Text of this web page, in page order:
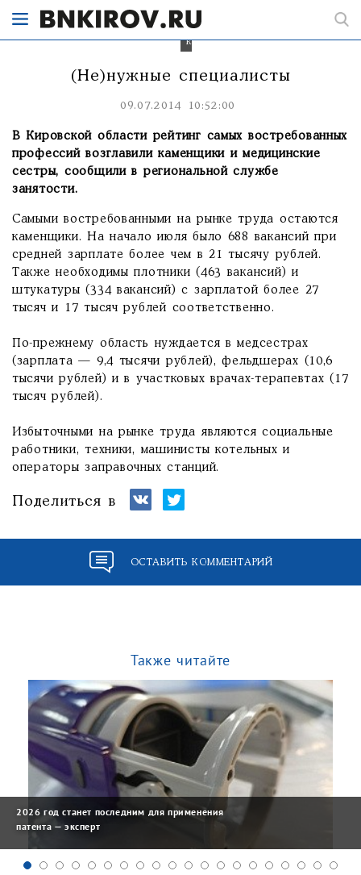
остаются
каменщики.
(Не)нужные специалисты
09.07.2014 10:52:00
В Кировской области рейтинг самых востребованных
профессий возглавили каменщики и медицинские
сестры, сообщили в региональной службе
занятости.
Самыми востребованными на рынке труда остаются
каменщики. На начало июля было 688 вакансий при
средней зарплате более чем в 21 тысячу рублей.
Также необходимы плотники (463 вакансий) и
штукатуры (334 вакансий) с зарплатой более 27
тысяч и 17 тысяч рублей соответственно.
По-прежнему область нуждается в медсестрах
(зарплата — 9,4 тысячи рублей), фельдшерах (10,6
тысячи рублей) и в участковых врачах-терапевтах (17
тысяч рублей).
Избыточными на рынке труда являются социальные
работники, техники, машинисты котельных и
операторы заправочных станций.
Поделиться в
ОСТАВИТЬ КОММЕНТАРИЙ
Также читайте
2026 год станет последним для применения
патента — эксперт